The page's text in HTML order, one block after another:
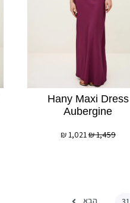
Hany Maxi Dress
Aubergine
1,459
₪
1,021
₪